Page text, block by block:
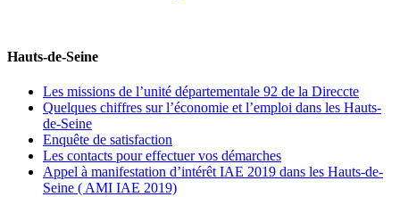
Hauts-de-Seine
Les missions de l’unité départementale 92 de la Direccte
Quelques chiffres sur l’économie et l’emploi dans les Hauts-
de-Seine
Enquête de satisfaction
Les contacts pour effectuer vos démarches
Appel à manifestation d’intérêt IAE 2019 dans les Hauts-de-
Seine ( AMI IAE 2019)